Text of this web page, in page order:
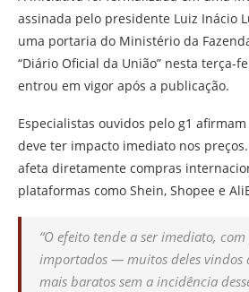
assinada pelo presidente Luiz Inácio
uma portaria do Ministério da
“Diário Oficial da União” nesta terça-
entrou em vigor após a publicação.
Especialistas ouvidos pelo g1
deve ter impacto imediato nos
afeta diretamente compras
plataformas como Shein, Shopee e
“O efeito tende a ser imediato,
importados — muitos deles
mais baratos sem a incidência